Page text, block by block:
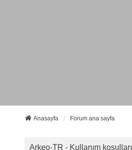
Anasayfa Forum ana sayfa
Arkeo-TR - Kullanım koşulları